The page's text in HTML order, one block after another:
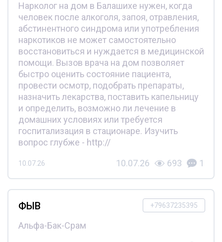
Нарколог на дом в Балашихе нужен, когда
человек после алкоголя, запоя, отравления,
абстинентного синдрома или употребления
наркотиков не может самостоятельно
восстановиться и нуждается в медицинской
помощи. Вызов врача на дом позволяет
быстро оценить состояние пациента,
провести осмотр, подобрать препараты,
назначить лекарства, поставить капельницу
и определить, возможно ли лечение в
домашних условиях или требуется
госпитализация в стационаре. Изучить
вопрос глубже - http://
10.07.26 10.07.26 693 1
+79637235395
ФЫВ
Альфа-Бак-Срам